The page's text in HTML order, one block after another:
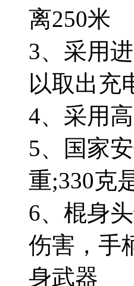
离250米
3、采用
以取出充
4、采用
5、国家
重;330克
6、棍身
伤害，手
身武器